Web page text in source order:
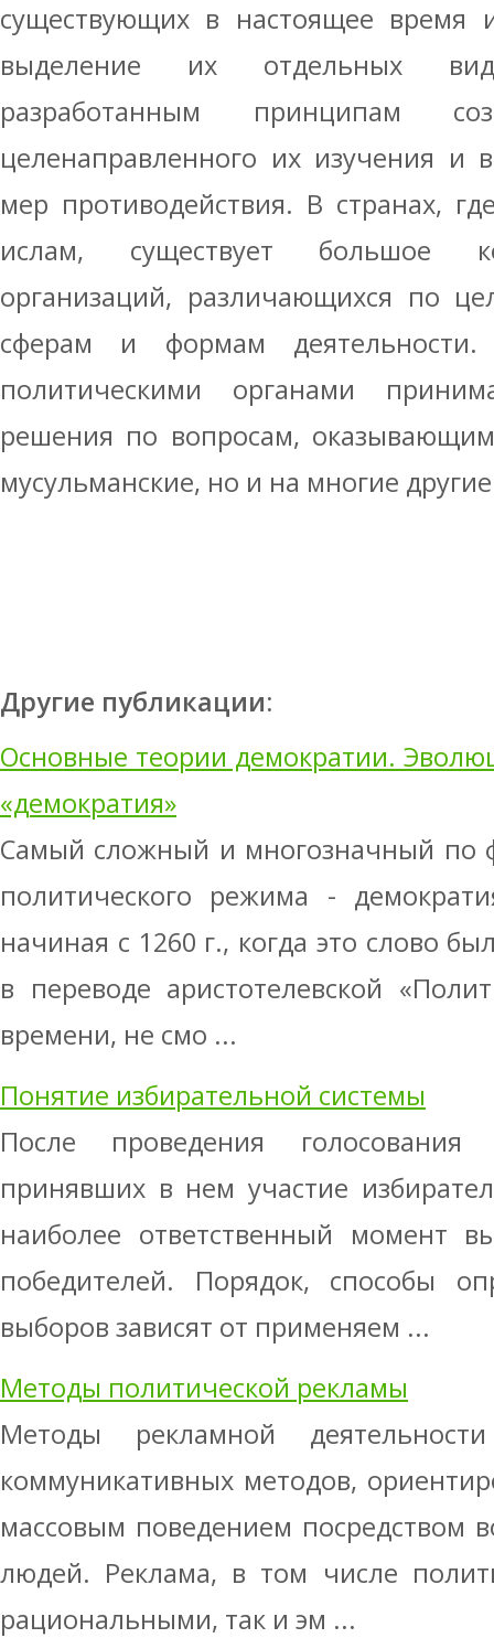
существующих в настоящее время
выделение их отдельных
разработанным принципам
целенаправленного их изучения и
мер противодействия. В странах,
ислам, существует большое
организаций, различающихся по
сферам и формам
политическими органами
решения по вопросам,
мусульманские, но и на многие
Другие публикации:
Основные теории демократии.
«демократия»
Самый сложный и многозначный по
политического режима -
начиная с 1260 г., когда это слово
в переводе аристотелевской
времени, не смо ...
Понятие избирательной системы
После проведения
принявших в нем участие
наиболее ответственный момент
победителей. Порядок, способы
выборов зависят от применяем ...
Методы политической рекламы
Методы рекламной
коммуникативных методов,
массовым поведением посредством
людей. Реклама, в том числе
рациональными, так и эм ...